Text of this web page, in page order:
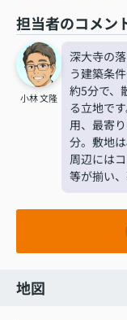
担当者のコメン
小林 文隆
深大寺の
う建築条
約5分で、
る立地で
用、最寄
分。敷地
周辺には
等が揃い
地図